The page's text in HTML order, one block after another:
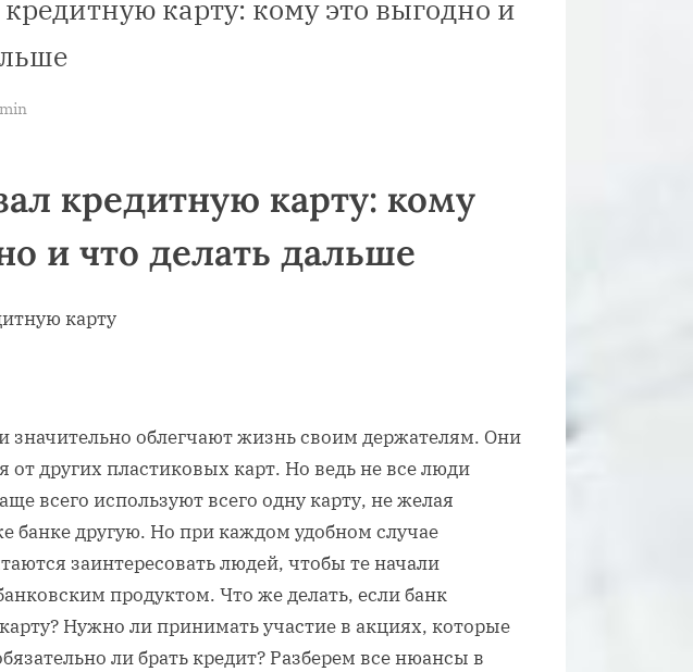
карту: кому это выгодно и
кредитную карту: кому
и что делать дальше
значительно облегчают жизнь своим держателям. Они
от других пластиковых карт. Но ведь не все люди
всего используют всего одну карту, не желая
банке другую. Но при каждом удобном случае
заинтересовать людей, чтобы те начали
продуктом. Что же делать, если банк
Нужно ли принимать участие в акциях, которые
ли брать кредит? Разберем все нюансы в